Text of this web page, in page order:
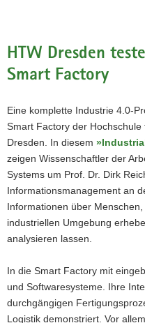
ist
Projekt
Exzellenzclusters
und
zeigt
eine
des
taktilen
Internets.
HTW Dresden
Smart Factory
Eine komplette Industrie 4.0-
Smart Factory der
Dresden. In diesem
zeigen Wissenschaftler der
Systems um Prof. Dr. Dirk
Informationsmanagement an
Informationen über
industriellen Umgebung
analysieren lassen.
In die Smart Factory mit
und Softwaresysteme. Ihre
durchgängigen
Logistik demonstriert. Vor